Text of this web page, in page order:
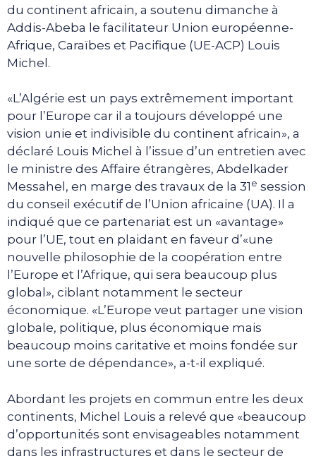
du continent africain, a soutenu dimanche à
Addis-Abeba le facilitateur Union européenne-
Afrique, Caraïbes et Pacifique (UE-ACP) Louis
Michel.
«L’Algérie est un pays extrêmement important
pour l’Europe car il a toujours développé une
vision unie et indivisible du continent africain», a
déclaré Louis Michel à l’issue d’un entretien avec
le ministre des Affaire étrangères, Abdelkader
Messahel, en marge des travaux de la 31 e session
du conseil exécutif de l’Union africaine (UA). Il a
indiqué que ce partenariat est un «avantage»
pour l’UE, tout en plaidant en faveur d’«une
nouvelle philosophie de la coopération entre
l’Europe et l’Afrique, qui sera beaucoup plus
global», ciblant notamment le secteur
économique. «L’Europe veut partager une vision
globale, politique, plus économique mais
beaucoup moins caritative et moins fondée sur
une sorte de dépendance», a-t-il expliqué.
Abordant les projets en commun entre les deux
continents, Michel Louis a relevé que «beaucoup
d’opportunités sont envisageables notamment
dans les infrastructures et dans le secteur de